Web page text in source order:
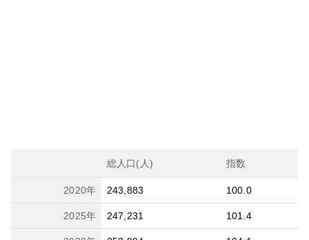
総人口(人) 指数
2020年 243,883 100.0
2025年 247,231 101.4